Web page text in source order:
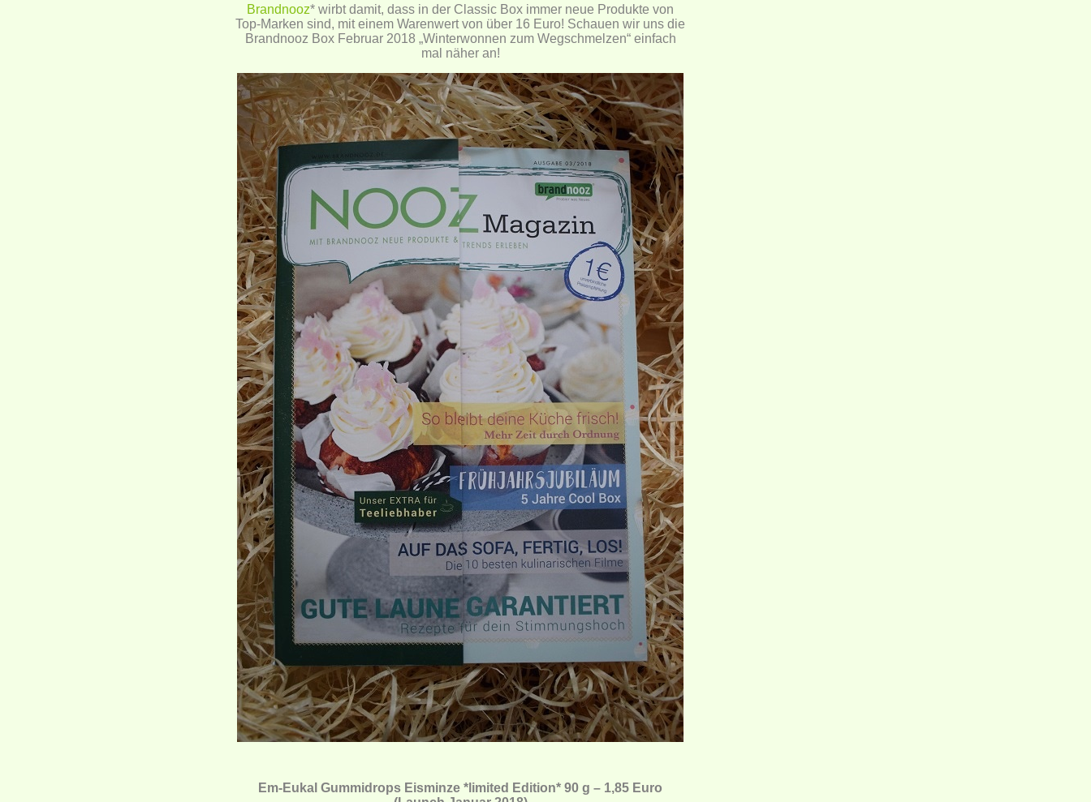
Brandnooz* wirbt damit, dass in der Classic Box immer neue Produkte von
Top-Marken sind, mit einem Warenwert von über 16 Euro! Schauen wir uns die
Brandnooz Box Februar 2018 „Winterwonnen zum Wegschmelzen“ einfach
mal näher an!
Em-Eukal Gummidrops Eisminze *limited Edition* 90 g – 1,85 Euro